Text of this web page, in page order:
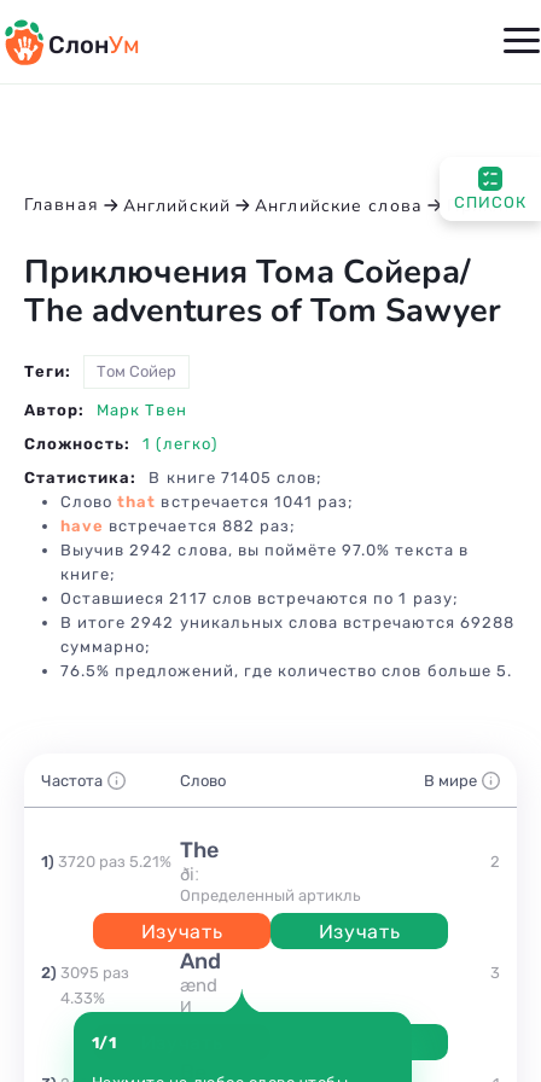
СлонУм
Главная Английский Английские слова
Приключения Тома Сойера/
The adventures of Tom Sawyer
Теги: Том Сойер
Автор:
Марк Твен
Сложность:
1 (легко)
Статистика:
В книге 71405 слов;
Словоthat встречается 1041 раз;
have встречается 882 раз;
Выучив 2942 слова, вы поймёте 97.0% текста в
книге;
Оставшиеся 2117 слов встречаются по 1 разу;
В итоге 2942 уникальных слова встречаются 69288
суммарно;
76.5% предложений, где количество слов больше 5.
Частота Слово В мире
1) 3720 раз 5.21% the
ðiː
Определенный артикль
Изучать Изучать
2
2) 3095 раз
4.33%
and
ænd
и
3
1/1
СПИСОК